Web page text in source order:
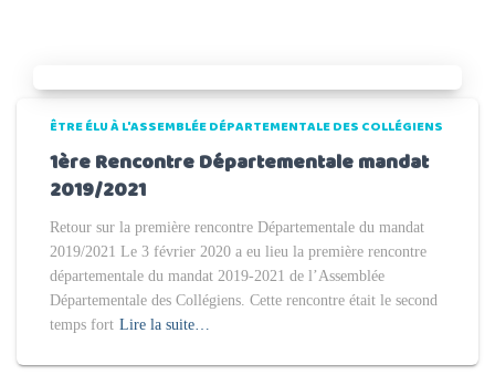
ÊTRE ÉLU À L'ASSEMBLÉE DÉPARTEMENTALE DES COLLÉGIENS
1ère Rencontre Départementale mandat
2019/2021
Retour sur la première rencontre Départementale du mandat
2019/2021 Le 3 février 2020 a eu lieu la première rencontre
départementale du mandat 2019-2021 de l’Assemblée
Départementale des Collégiens. Cette rencontre était le second
temps fort Lire la suite…